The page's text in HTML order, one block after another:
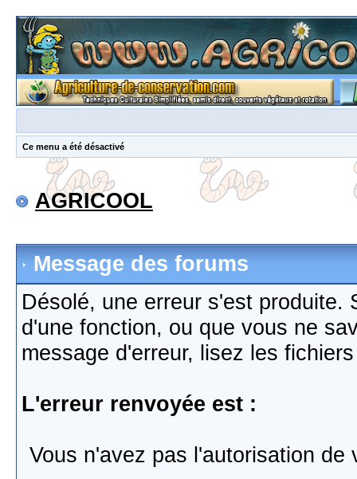
Ce menu a été désactivé
AGRICOOL
Message des forums
Désolé, une erreur s'est produite.
d'une fonction, ou que vous ne
message d'erreur, lisez les
L'erreur renvoyée est :
Vous n'avez pas l'autorisation de